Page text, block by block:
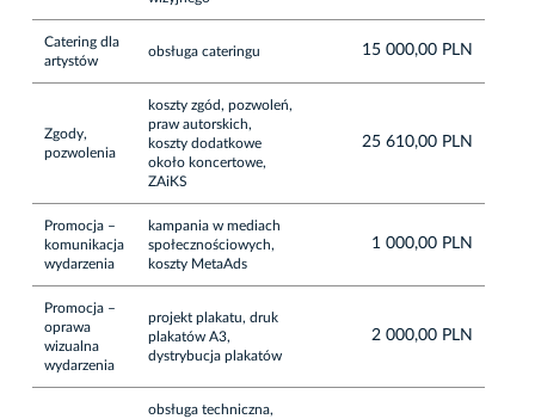
Catering dla
artystów
obsługa cateringu 15 000,00 PLN
Zgody,
pozwolenia
koszty zgód, pozwoleń,
praw autorskich,
koszty dodatkowe
około koncertowe,
ZAiKS
25 610,00 PLN
Promocja –
komunikacja
wydarzenia
kampania w mediach
społecznościowych,
koszty MetaAds
1 000,00 PLN
Promocja –
oprawa
wizualna
wydarzenia
projekt plakatu, druk
plakatów A3,
dystrybucja plakatów
2 000,00 PLN
obsługa techniczna,